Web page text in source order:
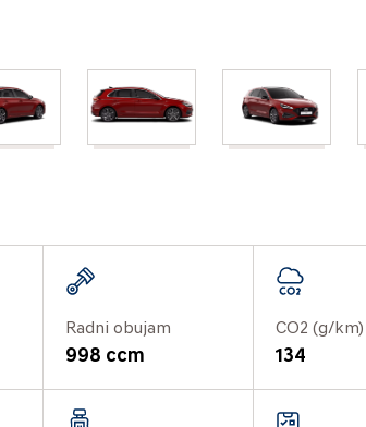
Radni obujam
998 ccm
CO2 (g/km)
134